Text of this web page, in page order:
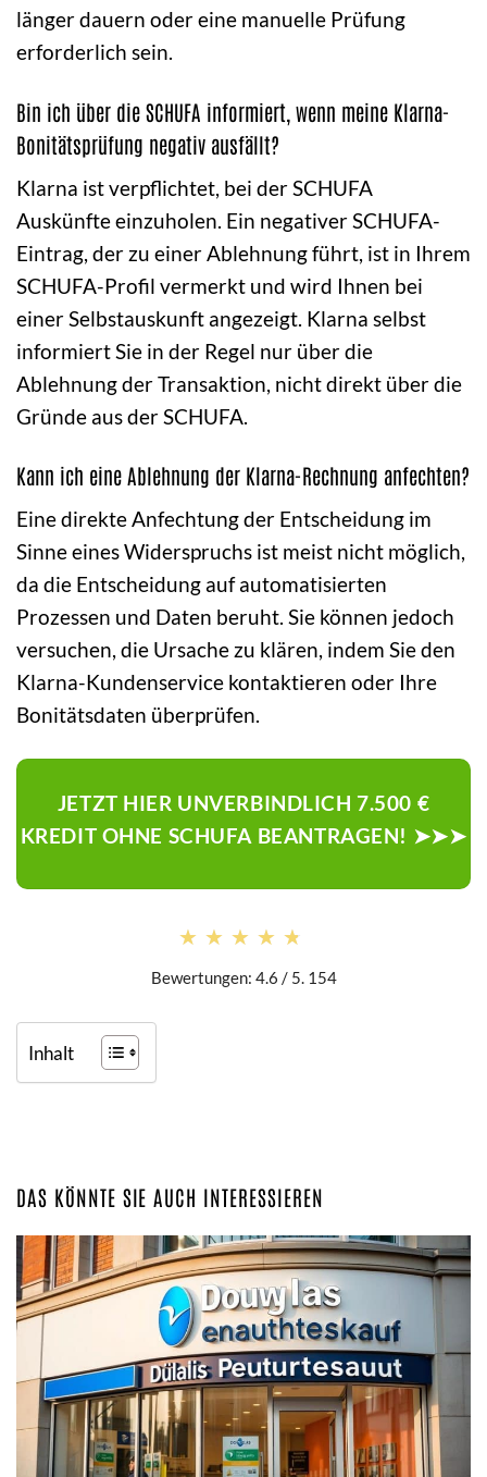
länger dauern oder eine manuelle Prüfung
erforderlich sein.
Bin ich über die SCHUFA informiert, wenn meine Klarna-
Bonitätsprüfung negativ ausfällt?
Klarna ist verpflichtet, bei der SCHUFA
Auskünfte einzuholen. Ein negativer SCHUFA-
Eintrag, der zu einer Ablehnung führt, ist in Ihrem
SCHUFA-Profil vermerkt und wird Ihnen bei
einer Selbstauskunft angezeigt. Klarna selbst
informiert Sie in der Regel nur über die
Ablehnung der Transaktion, nicht direkt über die
Gründe aus der SCHUFA.
Kann ich eine Ablehnung der Klarna-Rechnung anfechten?
Eine direkte Anfechtung der Entscheidung im
Sinne eines Widerspruchs ist meist nicht möglich,
da die Entscheidung auf automatisierten
Prozessen und Daten beruht. Sie können jedoch
versuchen, die Ursache zu klären, indem Sie den
Klarna-Kundenservice kontaktieren oder Ihre
Bonitätsdaten überprüfen.
JETZT HIER UNVERBINDLICH 7.500 €
KREDIT OHNE SCHUFA BEANTRAGEN! ➤➤➤
★★★★★
★★★★★
Bewertungen: 4.6 / 5. 154
Inhalt
DAS KÖNNTE SIE AUCH INTERESSIEREN